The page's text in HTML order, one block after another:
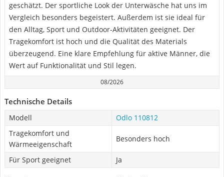
geschätzt. Der sportliche Look der Unterwäsche hat uns im
Vergleich besonders begeistert. Außerdem ist sie ideal für
den Alltag, Sport und Outdoor-Aktivitäten geeignet. Der
Tragekomfort ist hoch und die Qualität des Materials
überzeugend. Eine klare Empfehlung für aktive Männer, die
Wert auf Funktionalität und Stil legen.
08/2026
Technische Details
Modell
Odlo 110812
Tragekomfort und
Wärmeeigenschaft
Besonders hoch
Für Sport geeignet Ja